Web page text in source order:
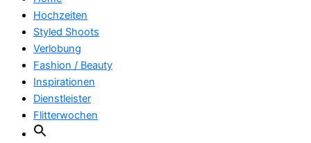
Hochzeiten
Styled Shoots
Verlobung
Fashion / Beauty
Inspirationen
Dienstleister
Flitterwochen